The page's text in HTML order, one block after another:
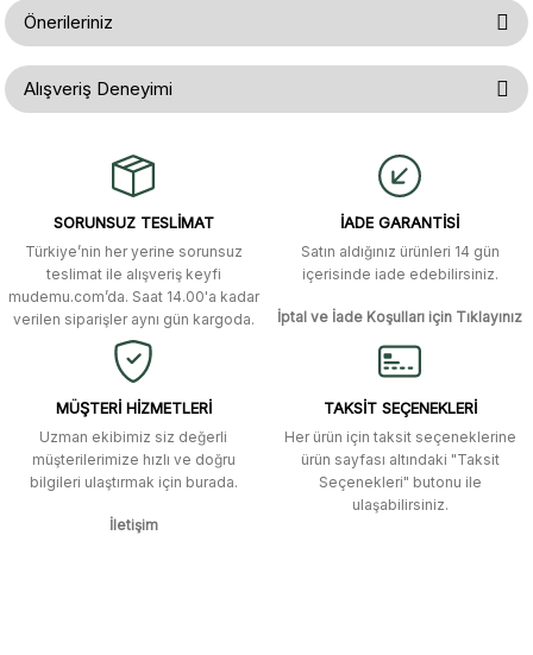
Soru Sor
Önerileriniz
Bu ürünün fiyat bilgisi, resim, ürün açıklamalarında ve diğer konularda
yetersiz gördüğünüz noktaları öneri formunu kullanarak tarafımıza
iletebilirsiniz.
Ürün resmi kalitesiz, bozuk veya görüntülenemiyor.
Ürün bilgilerinde hatalar bulunuyor.
Ürün fiyatı diğer sitelerden daha pahalı.
Bu ürüne benzer farklı alternatifler olmalı.
Alışveriş Deneyimi
alışverişti. Ürün bir gün sonra elime
ulaştı. Mağaza yetkilileri oldukça
yanıt aldım ve çözüm buldum.
Murat Duman | 17/03/2026
Site güvenilir ve kullanışlı, fakat
kavela ve diğer ahşap aksesuarları
menü seçeneklerinde bulunmuyor,
spesifik olarak "kavela" terimini
aratarak bulunabilir.
M... K... | 12/12/2025
Ben bu kadar hızlı bir teslimat
SORUNSUZ TESLİMAT
Türkiye’nin her yerine sorunsuz
teslimat ile alışveriş keyfi
mudemu.com’da. Saat 14.00'a kadar
verilen siparişler aynı gün kargoda.
İADE GARANTİSİ
Satın aldığınız ürünleri 14 gün
içerisinde iade edebilirsiniz.
İptal ve İade Koşulları için Tıklayınız
MÜŞTERİ HİZMETLERİ
Uzman ekibimiz siz değerli
müşterilerimize hızlı ve doğru
bilgileri ulaştırmak için burada.
İletişim
TAKSİT SEÇENEKLERİ
Her ürün için taksit seçeneklerine
ürün sayfası altındaki "Taksit
Seçenekleri" butonu ile
ulaşabilirsiniz.